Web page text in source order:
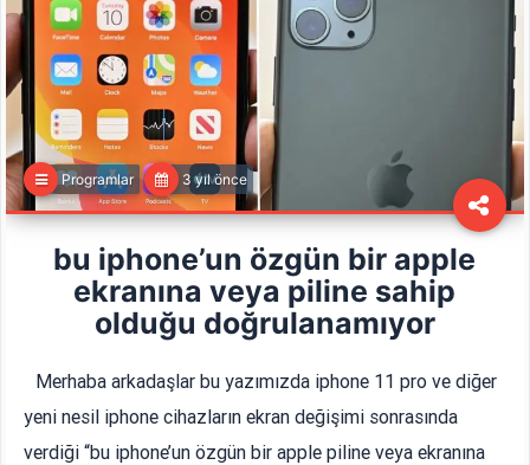
Programlar 3 yıl önce
bu iphone’un özgün bir apple
ekranına veya piline sahip
olduğu doğrulanamıyor
Merhaba arkadaşlar bu yazımızda iphone 11 pro ve diğer
yeni nesil iphone cihazların ekran değişimi sonrasında
verdiği “bu iphone’un özgün bir apple piline veya ekranına